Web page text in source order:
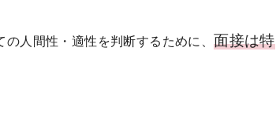
人間性・適性を判断するために、面接は特